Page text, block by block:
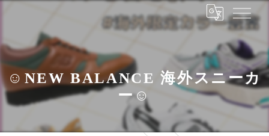
☺︎NEW BALANCE 海外スニーカ
ー☺︎